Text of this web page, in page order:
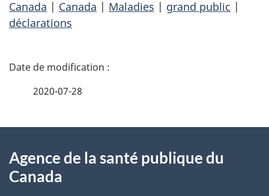
Canada | Canada | Maladies | grand public |
déclarations
D
i
2020-07-28
propos
Agence de la santé publique du
Canada